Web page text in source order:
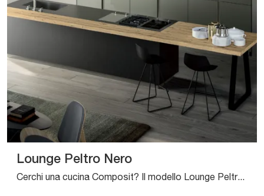
Lounge Peltro Nero
Cerchi una cucina Composit? Il modello Lounge Peltro Nero in laccato lucido ti sta aspettando nel nostro negozio di Cucine Design con isola.